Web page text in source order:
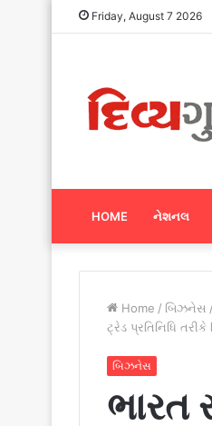
Friday, August 7 2026
HOME નેશનલ
Home / બિઝનેસ /
ટ્રેડ પ્રતિનિધિ
બિઝનેસ
ભારત